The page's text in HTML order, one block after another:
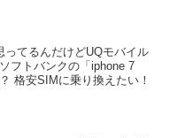
てるんだけどUQモバイル
フトバンクの「iphone 7
格安SIMに乗り換えたい！